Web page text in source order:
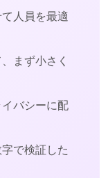
人員を最適
まず小さく
バシーに配
で検証した